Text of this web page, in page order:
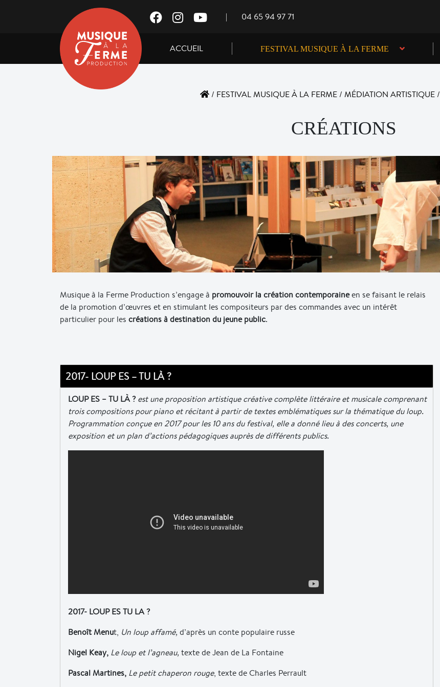
| 04 65 94 97 71
ACCUEIL FESTIVAL MUSIQUE À LA FERME
/ FESTIVAL MUSIQUE À LA FERME/ MÉDIATION ARTISTIQUE/
CRÉATIONS
Musique à la Ferme Production s’engage à promouvoir la création contemporaineen se faisant le relais
de la promotion d’œuvres et en stimulant les compositeurs par des commandes avec un intérêt
particulier pour les créations à destination du jeune public.
2017- LOUP ES – TU LÀ ?
LOUP ES – TU LÀ ?est une proposition artistique créative complète littéraire et musicale comprenant
trois compositions pour piano et récitant à partir de textes emblématiques sur la thématique du loup.
Programmation conçue en 2017 pour les 10 ans du festival, elle a donné lieu à des concerts, une
exposition et un plan d’actions pédagogiques auprès de différents publics.
2017- LOUP ES TU LA ?
Benoît Menut, Un loup affamé, d’après un conte populaire russe
Nigel Keay, Le loup et l’agneau, texte de Jean de La Fontaine
Pascal Martines, Le petit chaperon rouge, texte de Charles Perrault